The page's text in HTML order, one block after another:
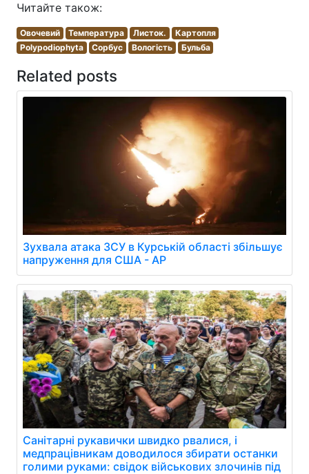
Читайте також:
Овочевий Температура Листок.
Картопля
Polypodiophyta
Сорбус Вологість Бульба
Related posts
Зухвала атака ЗСУ в Курській області збільшує
напруження для США - AP
Санітарні рукавички швидко рвалися, і
медпрацівникам доводилося збирати останки
голими руками: свідок військових злочинів під